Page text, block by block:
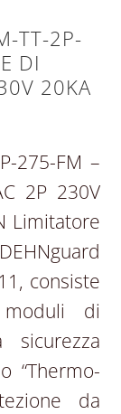
TT-2P-
DI
20KA
275-FM –
2P 230V
Limitatore
consiste
di
sicurezza
“Thermo-
da